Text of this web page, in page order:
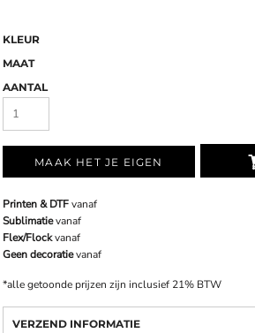
KLEUR
MAAT
AANTAL
MAAK HET JE EIGEN
Printen & DTFvanaf
Sublimatievanaf
Flex/Flockvanaf
Geen decoratievanaf
*alle getoonde prijzen zijn inclusief 21% BTW
VERZEND INFORMATIE